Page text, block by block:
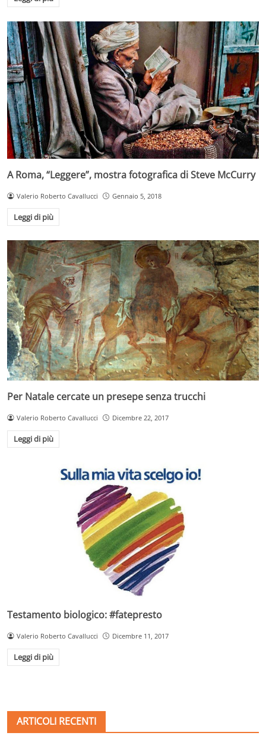
A Roma, “Leggere”, mostra fotografica di Steve McCurry
Valerio Roberto Cavallucci Gennaio 5, 2018
Leggi di più
Per Natale cercate un presepe senza trucchi
Valerio Roberto Cavallucci Dicembre 22, 2017
Leggi di più
Testamento biologico: #fatepresto
Valerio Roberto Cavallucci Dicembre 11, 2017
Leggi di più
ARTICOLI RECENTI